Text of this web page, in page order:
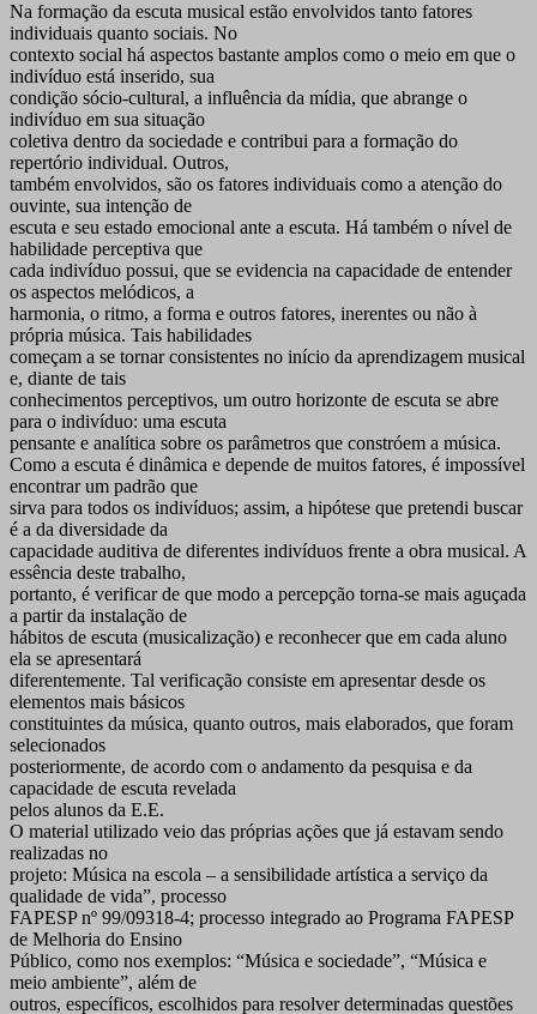
Na formação da escuta musical estão envolvidos tanto fatores
individuais quanto sociais. No
contexto social há aspectos bastante amplos como o meio em que o
indivíduo está inserido, sua
condição sócio-cultural, a influência da mídia, que abrange o
indivíduo em sua situação
coletiva dentro da sociedade e contribui para a formação do
repertório individual. Outros,
também envolvidos, são os fatores individuais como a atenção do
ouvinte, sua intenção de
escuta e seu estado emocional ante a escuta. Há também o nível de
habilidade perceptiva que
cada indivíduo possui, que se evidencia na capacidade de entender
os aspectos melódicos, a
harmonia, o ritmo, a forma e outros fatores, inerentes ou não à
própria música. Tais habilidades
começam a se tornar consistentes no início da aprendizagem musical
e, diante de tais
conhecimentos perceptivos, um outro horizonte de escuta se abre
para o indivíduo: uma escuta
pensante e analítica sobre os parâmetros que constróem a música.
Como a escuta é dinâmica e depende de muitos fatores, é impossível
encontrar um padrão que
sirva para todos os indivíduos; assim, a hipótese que pretendi buscar
é a da diversidade da
capacidade auditiva de diferentes indivíduos frente a obra musical. A
essência deste trabalho,
portanto, é verificar de que modo a percepção torna-se mais aguçada
a partir da instalação de
hábitos de escuta (musicalização) e reconhecer que em cada aluno
ela se apresentará
diferentemente. Tal verificação consiste em apresentar desde os
elementos mais básicos
constituintes da música, quanto outros, mais elaborados, que foram
selecionados
posteriormente, de acordo com o andamento da pesquisa e da
capacidade de escuta revelada
pelos alunos da E.E.
O material utilizado veio das próprias ações que já estavam sendo
realizadas no
projeto: Música na escola – a sensibilidade artística a serviço da
qualidade de vida”, processo
FAPESP nº 99/09318-4; processo integrado ao Programa FAPESP
de Melhoria do Ensino
Público, como nos exemplos: “Música e sociedade”, “Música e
meio ambiente”, além de
outros, específicos, escolhidos para resolver determinadas questões